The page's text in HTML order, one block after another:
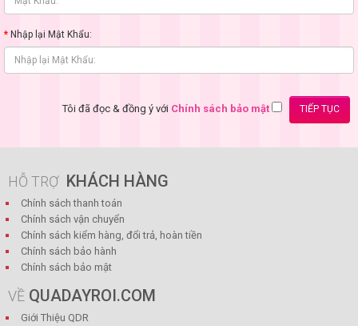
Nhập lại Mật Khẩu:
Tôi đã đọc & đồng ý với Chính sách bảo mật
HỖ TRỢ KHÁCH HÀNG
Chính sách thanh toán
Chính sách vận chuyển
Chính sách kiểm hàng, đổi trả, hoàn tiền
Chính sách bảo hành
Chính sách bảo mật
VỀ QUADAYROI.COM
Giới Thiệu QDR